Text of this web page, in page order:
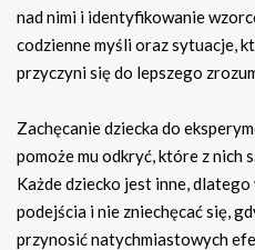
nad nimi i identyfikowanie
codzienne myśli oraz sytuacje,
przyczyni się do lepszego
Zachęcanie dziecka do
pomoże mu odkryć, które z nich
Każde dziecko jest inne,
podejścia i nie zniechęcać się,
przynosić natychmiastowych